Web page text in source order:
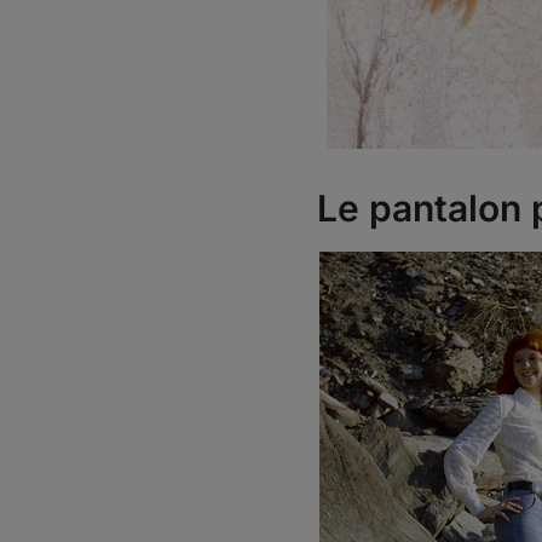
Le pantalon